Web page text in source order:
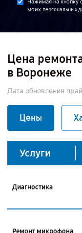
Нажимая на кнопку
моих персональных
Цена
в Воронеже
Дата обновления
Цены
Услуги
Диагностика
Ремонт микрофона